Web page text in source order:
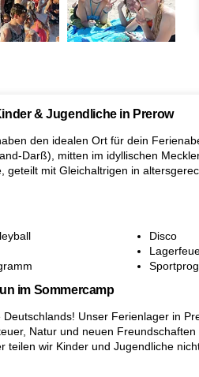
& Jugendliche in Prerow
den idealen Ort für dein
Darß), mitten im idyllischen
mit Gleichaltrigen in
Disco
im Sommercamp
Unser Ferienlager in
Natur und neuen
wir Kinder und Jugendliche